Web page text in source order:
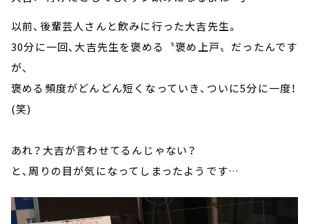
以前、後輩芸人さんと飲みに行った大吉先生。
30分に一回、大吉先生を褒める〝褒め上戸〟だったんです
が、
褒める頻度がどんどん短くなっていき、ついに5分に一度！
(笑)
あれ？大吉が言わせてるんじゃない？
と、周りの目が気になってしまったようです…